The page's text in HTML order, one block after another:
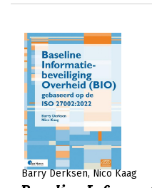
Barry Derksen Nico Kaag